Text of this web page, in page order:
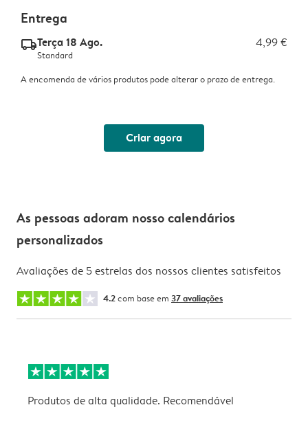
Entrega
delivery_standard_v2Terça 18 Ago. 4,99 €
Standard
A encomenda de vários produtos pode alterar o prazo de entrega.
Criar agora
As pessoas adoram nosso calendários
personalizados
Avaliações de 5 estrelas dos nossos clientes satisfeitos
4.2com base em 37 avaliações
Produtos de alta qualidade. Recomendável